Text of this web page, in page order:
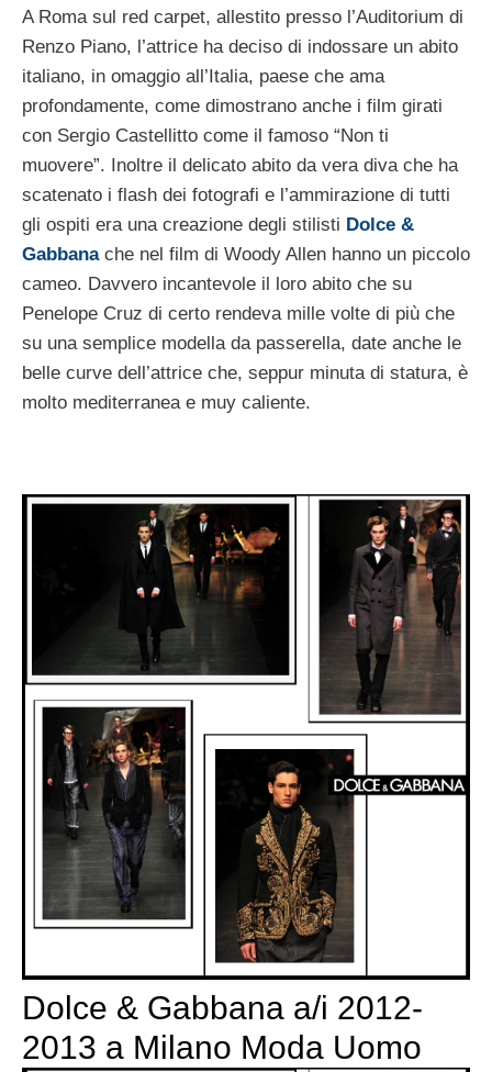
A Roma sul red carpet, allestito presso l’Auditorium di
Renzo Piano, l’attrice ha deciso di indossare un abito
italiano, in omaggio all’Italia, paese che ama
profondamente, come dimostrano anche i film girati
con Sergio Castellitto come il famoso “Non ti
muovere”. Inoltre il delicato abito da vera diva che ha
scatenato i flash dei fotografi e l’ammirazione di tutti
gli ospiti era una creazione degli stilisti Dolce &
Gabbanache nel film di Woody Allen hanno un piccolo
cameo. Davvero incantevole il loro abito che su
Penelope Cruz di certo rendeva mille volte di più che
su una semplice modella da passerella, date anche le
belle curve dell’attrice che, seppur minuta di statura, è
molto mediterranea e muy caliente.
Dolce & Gabbana a/i 2012-
2013 a Milano Moda Uomo